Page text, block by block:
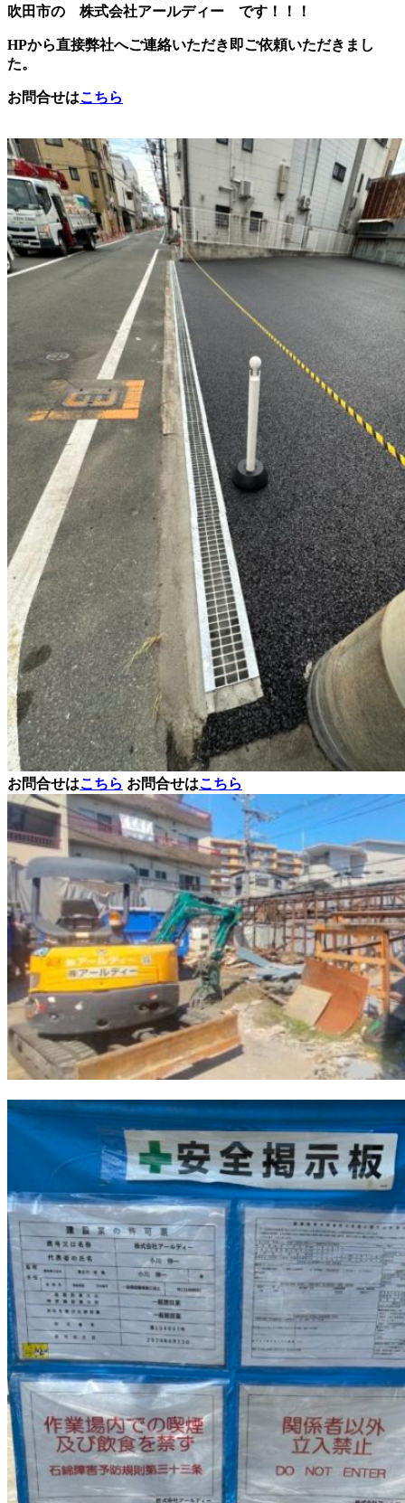
吹田市の 株式会社アールディー です！！！
HPから直接弊社へご連絡いただき即ご依頼いただきまし
た。
お問合せはこちら
お問合せはこちら お問合せはこちら